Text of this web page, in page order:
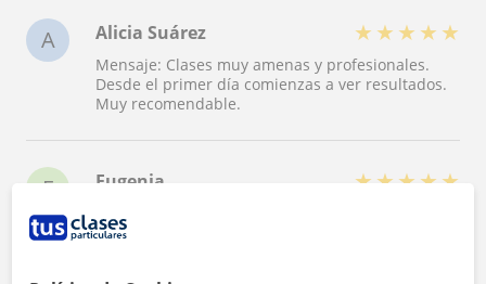
A Alicia Suárez ★ ★ ★ ★ ★
Mensaje: Clases muy amenas y profesionales.
Desde el primer día comienzas a ver resultados.
Muy recomendable.
E Eugenia ★★★★★
metodología moderna. Las clases son prácticas y